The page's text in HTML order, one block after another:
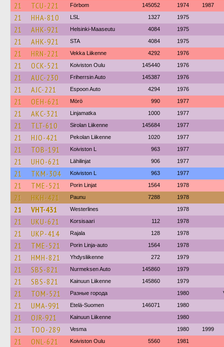
21 TCU-221 Förbom 145052 1974 1987
21 HHA-810 LSL 1327 1975
21 AHK-921 Helsinki-Maaseutu 4084 1975
21 AHK-921 STA 4084 1975
21 HRN-221 Vekka Liikenne 4292 1976
21 OCK-521 Koiviston Oulu 145440 1976
21 AUC-230 Friherrsin Auto 145387 1976
21 AJC-221 Espoon Auto 4294 1976
21 OEH-621 Mörö 990 1977
21 AKC-321 Linjamatka 1000 1977
21 TLT-610 Sirolan Liikenne 145684 1977
21 HJO-421 Pekolan Liikenne 1020 1977
21 TOB-191 Koiviston L 963 1977
21 UHO-621 Lähilinjat 906 1977
21 TKM-304 Koiviston L 963 1977
21 TME-521 Porin Linjat 1564 1978
21 HKH-421 Paunu 7288 1978
21 VHT-431 Westerlines 1978
21 UKU-621 Korsisaari 112 1978
21 UKP-414 Rajala 128 1978
21 TME-521 Porin Linja-auto 1564 1978
21 HMH-821 Yhdysliikenne 272 1979
21 SBS-821 Nurmeksen Auto 145860 1979
21 SBS-821 Kainuun Liikenne 145860 1979
21 TOM-521 Разные города 1980
21 UMA-991 Etelä-Suomen 146071 1980
21 OJR-921 Kainuun Liikenne 1980
21 TOO-289 Vesma 1980 1999
21 ONL-621 Koiviston Oulu 5560 1981